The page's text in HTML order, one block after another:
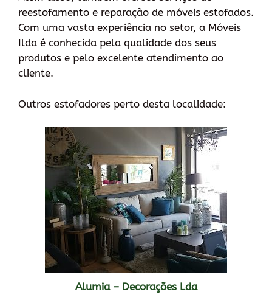
reestofamento e reparação de móveis estofados.
Com uma vasta experiência no setor, a Móveis
Ilda é conhecida pela qualidade dos seus
produtos e pelo excelente atendimento ao
cliente.
Outros estofadores perto desta localidade:
Alumia – Decorações Lda